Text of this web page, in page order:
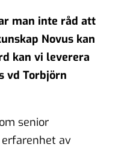
man inte råd att
Novus kan
kan vi leverera
vd Torbjörn
senior
av